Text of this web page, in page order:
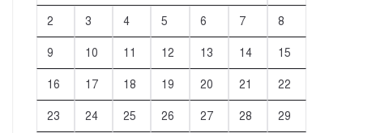
2 3 4 5 6 7 8
9 10 11 12 13 14 15
16 17 18 19 20 21 22
23 24 25 26 27 28 29